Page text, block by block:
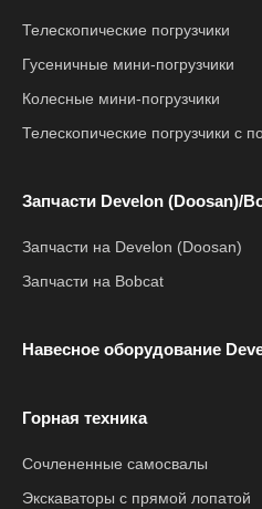
Телескопические погрузчики
Гусеничные мини-погрузчики
Колесные мини-погрузчики
Телескопические погрузчики с
Запчасти Develon (Doosan)/
Запчасти на Develon (Doosan)
Запчасти на Bobcat
Навесное оборудование
Горная техника
Сочлененные самосвалы
Экскаваторы с прямой лопатой